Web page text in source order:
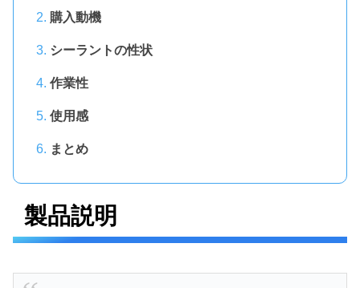
購入動機
シーラントの性状
作業性
使用感
まとめ
製品説明